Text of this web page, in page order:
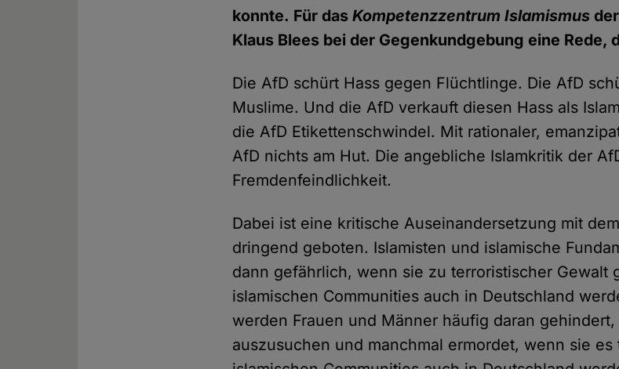
konnte. Für dasKompetenzzentrum Islamismus der
Klaus Blees bei der Gegenkundgebung eine Rede,
Die AfD schürt Hass gegen Flüchtlinge. Die AfD
Muslime. Und die AfD verkauft diesen Hass als
die AfD Etikettenschwindel. Mit rationaler,
AfD nichts am Hut. Die angebliche Islamkritik der
Fremdenfeindlichkeit.
Dabei ist eine kritische Auseinandersetzung mit
dringend geboten. Islamisten und islamische
dann gefährlich, wenn sie zu terroristischer Gewalt
islamischen Communities auch in Deutschland
werden Frauen und Männer häufig daran
auszusuchen und manchmal ermordet, wenn sie